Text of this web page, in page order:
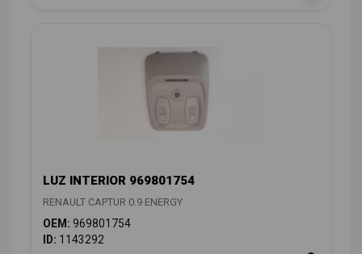
LUZ INTERIOR 969801754
RENAULT CAPTUR 0.9 ENERGY
OEM: 969801754
ID: 1143292